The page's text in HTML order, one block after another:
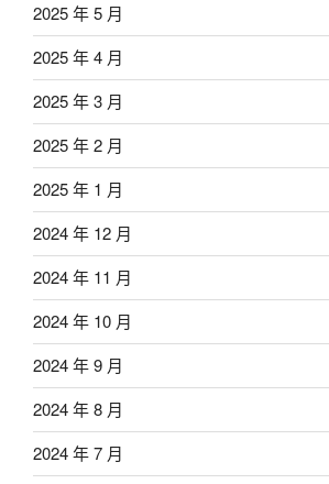
2025 年 5 月
2025 年 4 月
2025 年 3 月
2025 年 2 月
2025 年 1 月
2024 年 12 月
2024 年 11 月
2024 年 10 月
2024 年 9 月
2024 年 8 月
2024 年 7 月